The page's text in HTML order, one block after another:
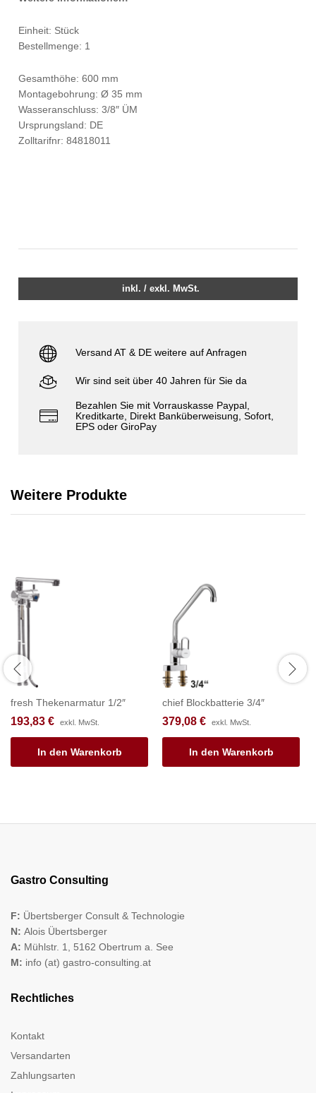
Einheit: Stück
Bestellmenge: 1
Gesamthöhe: 600 mm
Montagebohrung: Ø 35 mm
Wasseranschluss: 3/8″ ÜM
Ursprungsland: DE
Zolltarifnr: 84818011
inkl. / exkl. MwSt.
Versand AT & DE weitere auf Anfragen
Wir sind seit über 40 Jahren für Sie da
Bezahlen Sie mit Vorrauskasse Paypal,
Kreditkarte, Direkt Banküberweisung, Sofort,
EPS oder GiroPay
Weitere Produkte
fresh Thekenarmatur 1/2″
193,83 € exkl. MwSt.
In den Warenkorb
chief Blockbatterie 3/4″
379,08 € exkl. MwSt.
In den Warenkorb
Gastro Consulting
F: Übertsberger Consult & Technologie
N: Alois Übertsberger
A: Mühlstr. 1, 5162 Obertrum a. See
M: info (at) gastro-consulting.at
Rechtliches
Kontakt
Versandarten
Zahlungsarten